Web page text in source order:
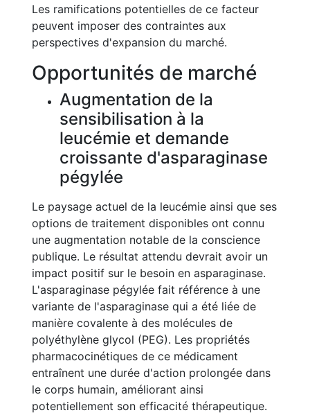
Les ramifications potentielles de ce facteur
peuvent imposer des contraintes aux
perspectives d'expansion du marché.
Opportunités de marché
Augmentation de la
sensibilisation à la
leucémie et demande
croissante d'asparaginase
pégylée
Le paysage actuel de la leucémie ainsi que ses
options de traitement disponibles ont connu
une augmentation notable de la conscience
publique. Le résultat attendu devrait avoir un
impact positif sur le besoin en asparaginase.
L'asparaginase pégylée fait référence à une
variante de l'asparaginase qui a été liée de
manière covalente à des molécules de
polyéthylène glycol (PEG). Les propriétés
pharmacocinétiques de ce médicament
entraînent une durée d'action prolongée dans
le corps humain, améliorant ainsi
potentiellement son efficacité thérapeutique.